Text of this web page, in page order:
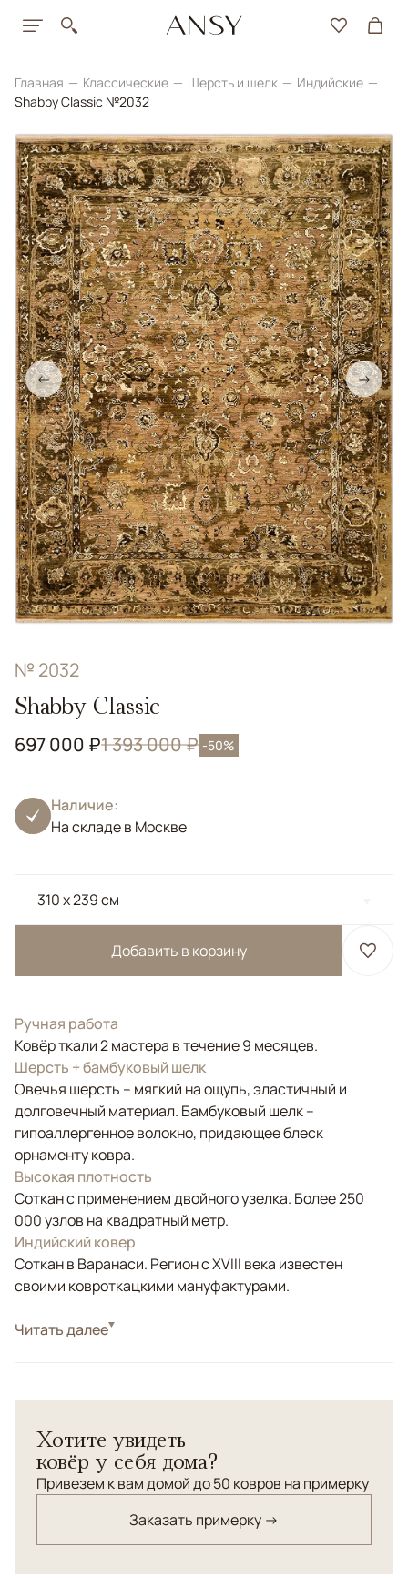
Главная Классические Шерсть и шелк
Индийские
Shabby Classic №2032
← →
№ 2032
Shabby Classic
697 000 ₽1 393 000 ₽ -50%
Наличие:
На складе в Москве
310 x 239 см
Добавить в корзину
Ручная работа
Ковёр ткали 2 мастера в течение 9 месяцев.
Шерсть + бамбуковый шелк
Овечья шерсть – мягкий на ощупь, эластичный и
долговечный материал. Бамбуковый шелк –
гипоаллергенное волокно, придающее блеск
орнаменту ковра.
Высокая плотность
Соткан с применением двойного узелка. Более 250
000 узлов на квадратный метр.
Индийский ковер
Соткан в Варанаси. Регион с XVIII века известен
своими ковроткацкими мануфактурами.
СтильКлассические
УзорыРастительный
Ковер ручной работы из премиум шерсти и
бамбукового шелка.Соткан с применением уникальной
технологии выжигания ворса по нашему заказу в
Читать далее
Хотите увидеть
ковёр у себя дома?
Привезем к вам домой до 50 ковров на примерку
Заказать примерку →